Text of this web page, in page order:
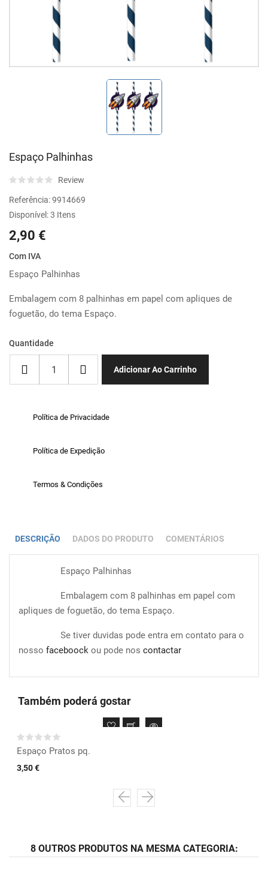
Espaço Palhinhas
Review
Referência:9914669
Disponível:3 Itens
2,90 €
Com IVA
Espaço Palhinhas
Embalagem com 8 palhinhas em papel com apliques de
foguetão, do tema Espaço.
Quantidade
Adicionar Ao Carrinho
Política de Privacidade
Política de Expedição
Termos & Condições
DESCRIÇÃO DADOS DO PRODUTO COMENTÁRIOS
Espaço Palhinhas
Embalagem com 8 palhinhas em papel com
apliques de foguetão, do tema Espaço.
Se tiver duvidas pode entra em contato para o
nosso faceboock ou pode nos contactar
Também poderá gostar
Espaço Pratos pq.
3,50 €
8 OUTROS PRODUTOS NA MESMA CATEGORIA: